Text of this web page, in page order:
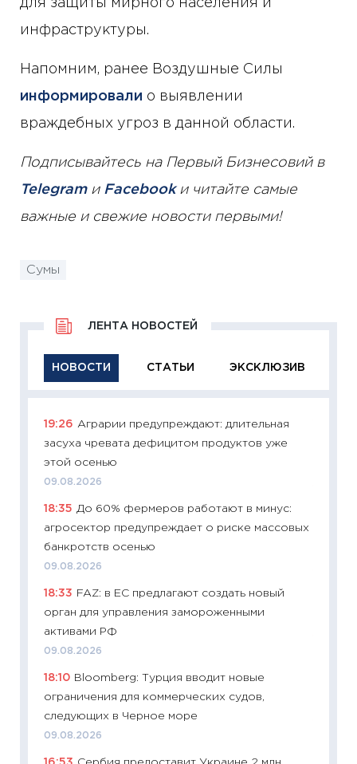
для защиты мирного населения и
инфраструктуры.
Напомним, ранее Воздушные Силы
информировали о выявлении
враждебных угроз в данной области.
Подписывайтесь на Первый Бизнесовий в
Telegramи Facebookи читайте самые
важные и свежие новости первыми!
Сумы
НОВОСТИ СТАТЬИ ЭКСКЛЮЗИВ
ЛЕНТА НОВОСТЕЙ
19:26 Аграрии предупреждают: длительная
засуха чревата дефицитом продуктов уже
этой осенью
09.08.2026
18:35 До 60% фермеров работают в минус:
агросектор предупреждает о риске массовых
банкротств осенью
09.08.2026
18:33
FAZ: в ЕС предлагают создать новый
орган для управления замороженными
активами РФ
09.08.2026
18:10 Bloomberg: Турция вводит новые
ограничения для коммерческих судов,
следующих в Черное море
09.08.2026
16:53 Сербия предоставит Украине 2 млн